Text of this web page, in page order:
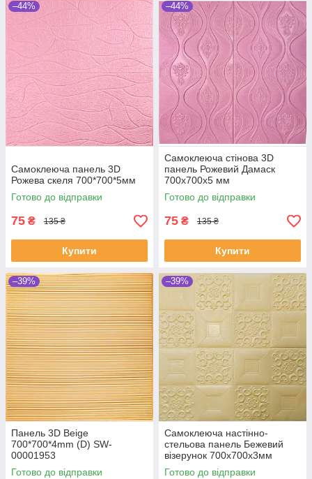
–44%
Самоклеюча панель 3D
Рожева скеля 700*700*5мм
Готово до відправки
75 ₴ 135 ₴
Купити
–44%
Самоклеюча стінова 3D
панель Рожевий Дамаск
700х700х5 мм
Готово до відправки
75 ₴ 135 ₴
Купити
–39%
Панель 3D Beige
700*700*4mm (D) SW-
00001953
Готово до відправки
–39%
Самоклеюча настінно-
стельова панель Бежевий
візерунок 700x700x3мм
Готово до відправки